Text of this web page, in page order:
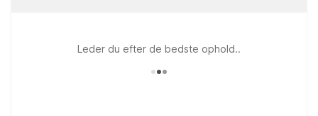
Leder du efter de bedste ophold..